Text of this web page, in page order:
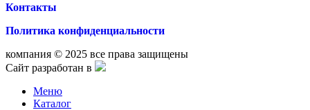
Контакты
Политика конфиденциальности
компания © 2025 все права защищены
Сайт разработан в
Меню
Каталог